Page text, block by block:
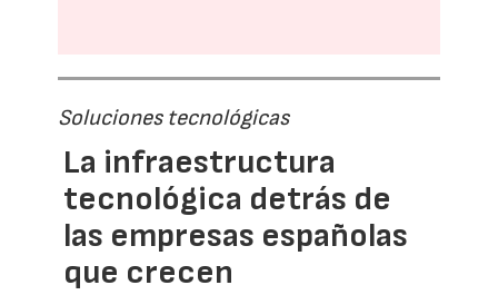
Soluciones tecnológicas
La infraestructura
tecnológica detrás de
las empresas españolas
que crecen